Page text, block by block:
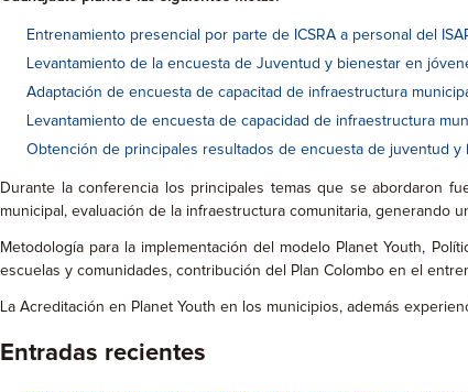
Entrenamiento presencial por parte de ICSRA a personal del
Levantamiento de la encuesta de Juventud y bienestar en
Adaptación de encuesta de capacitad de infraestructura
Levantamiento de encuesta de capacidad de infraestructura
Obtención de principales resultados de encuesta de juventud y
Durante la conferencia los principales temas que se abordaron
municipal, evaluación de la infraestructura comunitaria, generando
Metodología para la implementación del modelo Planet Youth,
escuelas y comunidades, contribución del Plan Colombo en el
La Acreditación en Planet Youth en los municipios, además
Entradas recientes